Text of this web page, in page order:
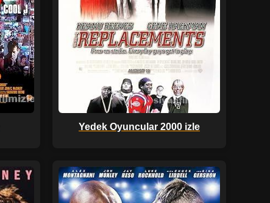
Yedek Oyuncular 2000 izle